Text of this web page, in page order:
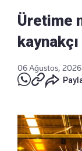
Üretime
06 Ağustos, 2026